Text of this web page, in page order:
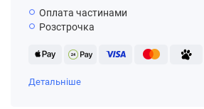
Оплата частинами
Розстрочка
Детальніше